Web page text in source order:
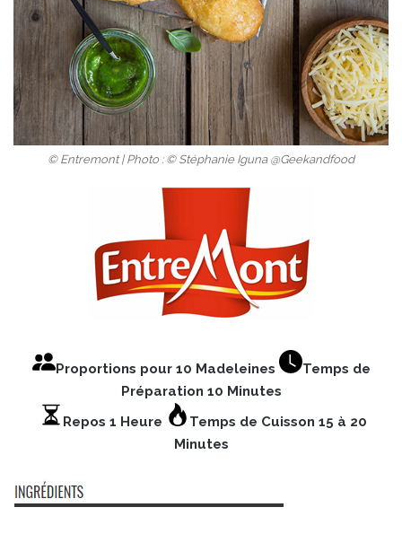
© Entremont | Photo : © Stéphanie Iguna @Geekandfood
Proportions pour 10 Madeleines
Temps de
Préparation 10 Minutes
Repos 1 Heure
Temps de Cuisson 15 à 20
Minutes